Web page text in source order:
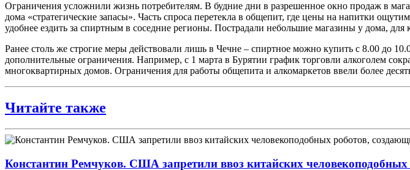
Ограничения усложнили жизнь потребителям. В будние дни в разрешенное окно продаж в
дома «стратегические запасы». Часть спроса перетекла в общепит, где цены на напитки
удобнее ездить за спиртным в соседние регионы. Пострадали небольшие магазины у дома,
Ранее столь же строгие меры действовали лишь в Чечне – спиртное можно купить с 8.00 до
дополнительные ограничения. Например, с 1 марта в Бурятии график торговли алкоголем
многоквартирных домов. Ограничения для работы общепита и алкомаркетов ввели более
Читайте также
Константин Ремчуков. США запретили ввоз китайских